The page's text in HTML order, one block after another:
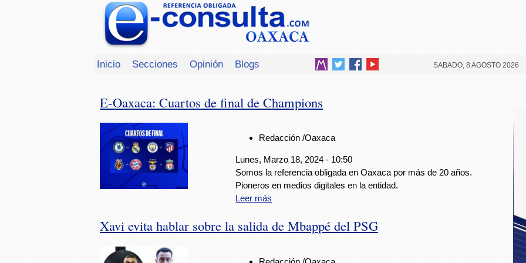
Inicio Secciones Opinión Blogs SABADO, 8 AGOSTO 2026
E-Oaxaca: Cuartos de final de Champions
Redacción /Oaxaca
Lunes, Marzo 18, 2024 - 10:50
Somos la referencia obligada en Oaxaca por más de 20 años.
Pioneros en medios digitales en la entidad.
Leer más
Xavi evita hablar sobre la salida de Mbappé del PSG